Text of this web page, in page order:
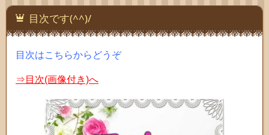
目次です(^^)/
目次はこちらからどうぞ
⇒目次(画像付き)へ